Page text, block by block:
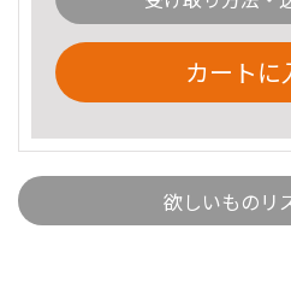
カートに
欲しいものリ